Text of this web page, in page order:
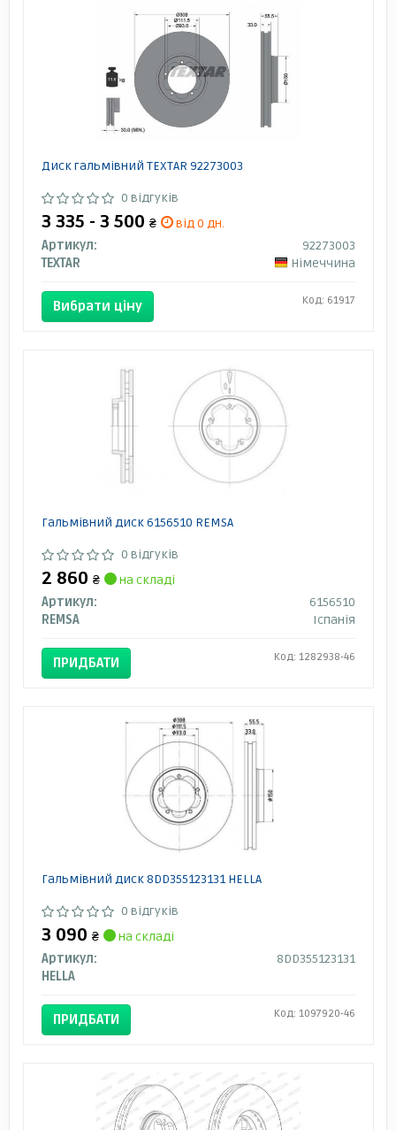
Диск гальмівний TEXTAR 92273003
0 відгуків
3 335 - 3 500 ₴
від 0 дн.
Артикул:
92273003
TEXTAR
Німеччина
Вибрати ціну Код: 61917
Гальмівний диск 6156510 REMSA
0 відгуків
2 860 ₴
на складі
Артикул:
6156510
REMSA
Іспанія
ПРИДБАТИ Код: 1282938-46
Гальмівний диск 8DD355123131 HELLA
0 відгуків
3 090 ₴
на складі
Артикул:
8DD355123131
HELLA
ПРИДБАТИ Код: 1097920-46